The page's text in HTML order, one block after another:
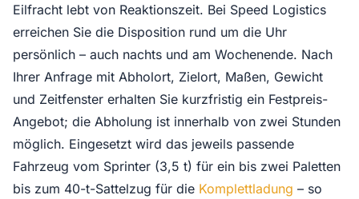
Eilfracht lebt von Reaktionszeit. Bei Speed Logistics
erreichen Sie die Disposition rund um die Uhr
persönlich – auch nachts und am Wochenende. Nach
Ihrer Anfrage mit Abholort, Zielort, Maßen, Gewicht
und Zeitfenster erhalten Sie kurzfristig ein Festpreis-
Angebot; die Abholung ist innerhalb von zwei Stunden
möglich. Eingesetzt wird das jeweils passende
Fahrzeug vom Sprinter (3,5 t) für ein bis zwei Paletten
bis zum 40-t-Sattelzug für die Komplettladung – so